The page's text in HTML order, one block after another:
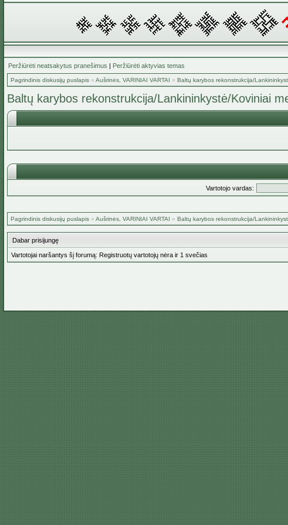
Peržiūrėti neatsakytus pranešimus | Peržiūrėti aktyvias temas
Pagrindinis diskusijų puslapis » Aušrinės, VARINIAI VARTAI » Baltų karybos rekonstrukcija/
Baltų karybos rekonstrukcija/Lankininkystė/Koviniai
Vartotojo vardas:
Pagrindinis diskusijų puslapis » Aušrinės, VARINIAI VARTAI » Baltų karybos rekonstrukcija/
Dabar prisijungę
Vartotojai naršantys šį forumą: Registruotų vartotojų nėra ir 1 svečias